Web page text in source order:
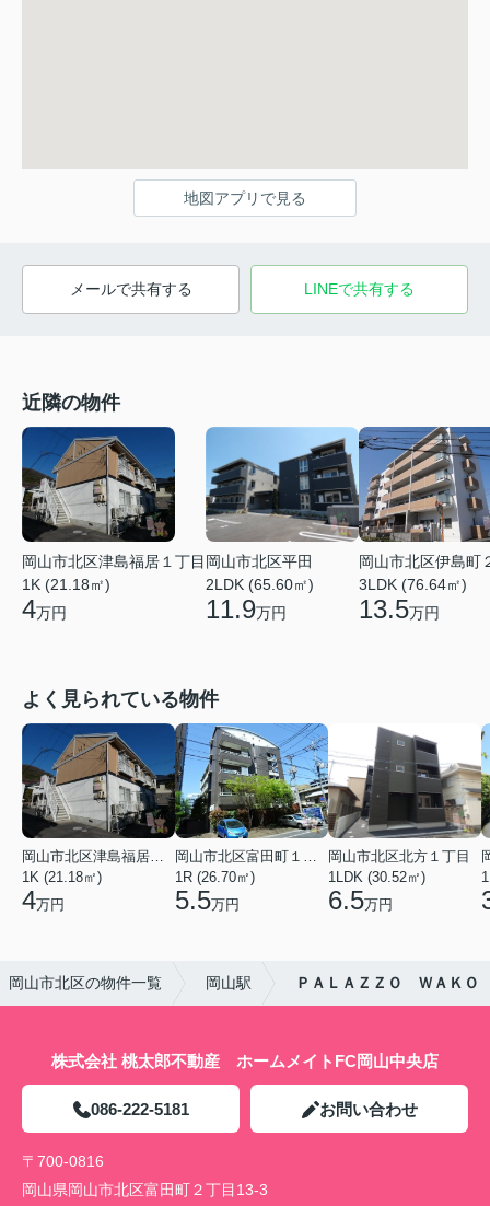
地図アプリで見る
メールで共有する LINEで共有する
近隣の物件
岡山市北区津島福居１丁目
1K (21.18㎡)
4万円
岡山市北区平田
2LDK (65.60㎡)
11.9万円
岡山市北区伊島町
3LDK (76.64㎡)
13.5万円
よく見られている物件
岡山市北区津島福居１丁目
1K (21.18㎡)
4万円
岡山市北区富田町１丁目
1R (26.70㎡)
5.5万円
岡山市北区北方１丁目
1LDK (30.52㎡)
6.5万円
岡山市北区の物件一覧 岡山駅 ＰＡＬＡＺＺＯ ＷＡＫＯ
株式会社 桃太郎不動産 ホームメイトFC岡山中央店
086-222-5181 お問い合わせ
〒700-0816
岡山県岡山市北区富田町２丁目13-3